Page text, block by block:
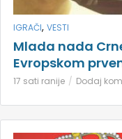
IGRAČI, VESTI
Mlada nada
Evropskom
17 sati ranije Dodaj